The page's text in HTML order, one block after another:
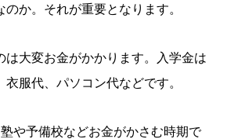
か。それが重要となります。
は大変お金がかかります。入学金は
衣服代、パソコン代などです。
や予備校などお金がかさむ時期で